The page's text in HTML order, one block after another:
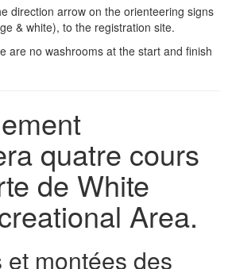
direction arrow on the orienteering signs
& white), to the registration site.
are no washrooms at the start and finish
quatre cours
de White
Area.
montées des